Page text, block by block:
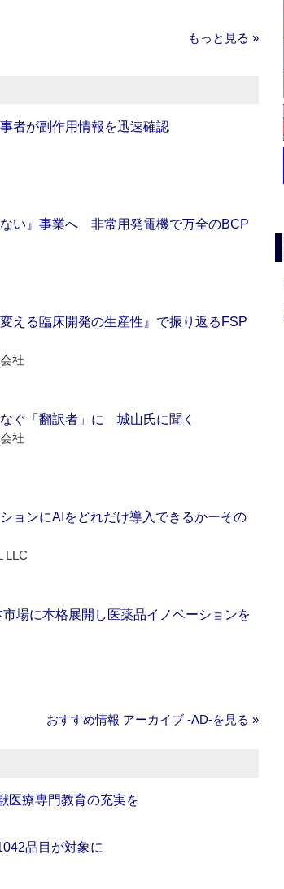
もっと見る »
者が副作用情報を迅速確認
ない』事業へ 非常用発電機で万全のBCP
える臨床開発の生産性』で振り返るFSP
社
ぐ「翻訳者」に 城山氏に聞く
社
ョンにAIをどれだけ導入できるかーその
LLC
場に本格展開し医薬品イノベーションを
おすすめ情報 アーカイブ ‐AD‐を見る »
医療専門教育の充実を
品目が対象に